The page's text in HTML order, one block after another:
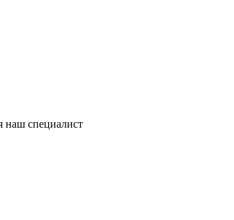
наш специалист